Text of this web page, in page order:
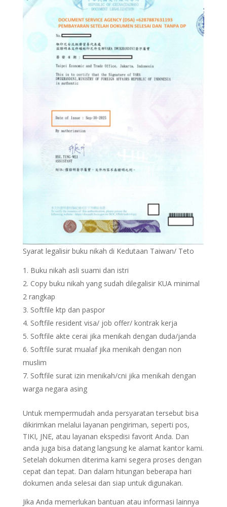
Syarat legalisir buku nikah di Kedutaan Taiwan/ Teto
Buku nikah asli suami dan istri
Copy buku nikah yang sudah dilegalisir KUA minimal
2 rangkap
Softfile ktp dan paspor
Softfile resident visa/ job offer/ kontrak kerja
Softfile akte cerai jika menikah dengan duda/janda
Softfile surat mualaf jika menikah dengan non
muslim
Softfile surat izin menikah/cni jika menikah dengan
warga negara asing
Untuk mempermudah anda persyaratan tersebut bisa
dikirimkan melalui layanan pengiriman, seperti pos,
TIKI, JNE, atau layanan ekspedisi favorit Anda. Dan
anda juga bisa datang langsung ke alamat kantor kami.
Setelah dokumen diterima kami segera proses dengan
cepat dan tepat. Dan dalam hitungan beberapa hari
dokumen anda selesai dan siap untuk digunakan.
Jika Anda memerlukan bantuan atau informasi lainnya